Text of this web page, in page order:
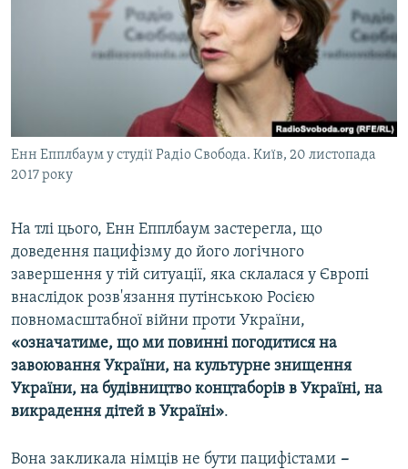
Енн Епплбаум у студії Радіо Свобода. Київ, 20 листопада
2017 року
На тлі цього, Енн Епплбаум застерегла, що
доведення пацифізму до його логічного
завершення у тій ситуації, яка склалася у Європі
внаслідок розв'язання путінською Росією
повномасштабної війни проти України,
«означатиме, що ми повинні погодитися на
завоювання України, на культурне знищення
України, на будівництво концтаборів в Україні, на
викрадення дітей в Україні».
Вона закликала німців не бути пацифістами –